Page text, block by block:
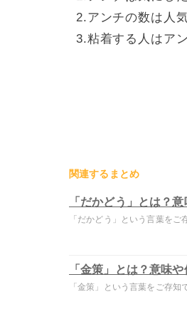
2.アンチの数は人
3.粘着する人はア
関連するまとめ
「だかどう」とは？
「だかどう」という言葉を
「金策」とは？意味
「金策」という言葉をご存